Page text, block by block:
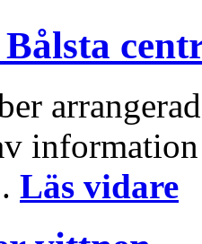
Läs vidare